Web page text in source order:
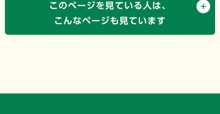
このページを見ている人は、
こんなページも見ています